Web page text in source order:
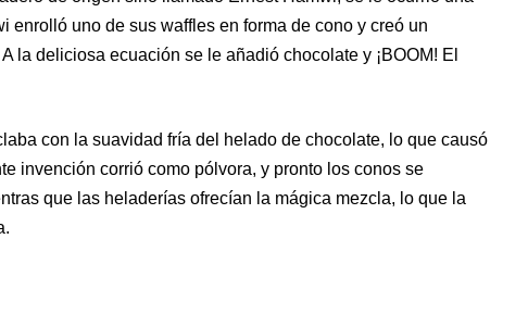
enrolló uno de sus waffles en forma de cono y creó un
la deliciosa ecuación se le añadió chocolate y ¡BOOM! El
con la suavidad fría del helado de chocolate, lo que causó
invención corrió como pólvora, y pronto los conos se
que las heladerías ofrecían la mágica mezcla, lo que la